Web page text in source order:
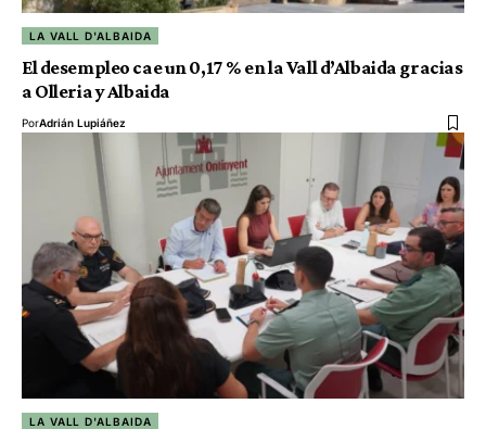
LA VALL D'ALBAIDA
El desempleo cae un 0,17 % en la Vall d’Albaida gracias
a Olleria y Albaida
PorAdrián Lupiáñez
LA VALL D'ALBAIDA